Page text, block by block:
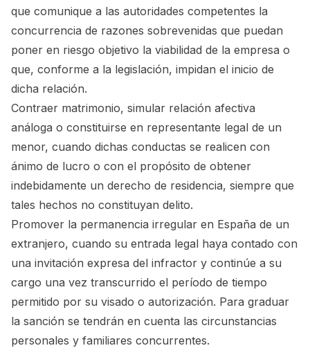
que comunique a las autoridades competentes la
concurrencia de razones sobrevenidas que puedan
poner en riesgo objetivo la viabilidad de la empresa o
que, conforme a la legislación, impidan el inicio de
dicha relación.
Contraer matrimonio, simular relación afectiva
análoga o constituirse en representante legal de un
menor, cuando dichas conductas se realicen con
ánimo de lucro o con el propósito de obtener
indebidamente un derecho de residencia, siempre que
tales hechos no constituyan delito.
Promover la permanencia irregular en España de un
extranjero, cuando su entrada legal haya contado con
una invitación expresa del infractor y continúe a su
cargo una vez transcurrido el período de tiempo
permitido por su visado o autorización. Para graduar
la sanción se tendrán en cuenta las circunstancias
personales y familiares concurrentes.